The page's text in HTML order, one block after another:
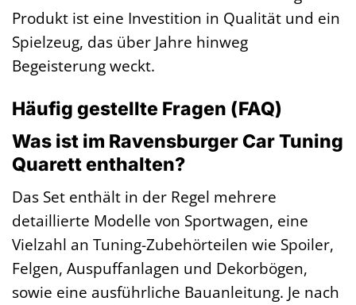
Produkt ist eine Investition in Qualität und ein
Spielzeug, das über Jahre hinweg
Begeisterung weckt.
Häufig gestellte Fragen (FAQ)
Was ist im Ravensburger Car Tuning
Quarett enthalten?
Das Set enthält in der Regel mehrere
detaillierte Modelle von Sportwagen, eine
Vielzahl an Tuning-Zubehörteilen wie Spoiler,
Felgen, Auspuffanlagen und Dekorbögen,
sowie eine ausführliche Bauanleitung. Je nach